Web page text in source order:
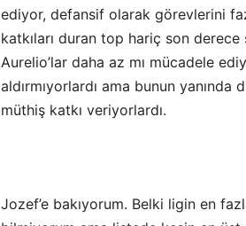
ediyor, defansif olarak görevlerini
katkıları duran top hariç son derece
Aurelio’lar daha az mı mücadele
aldırmıyorlardı ama bunun
müthiş katkı veriyorlardı.
Jozef’e bakıyorum. Belki ligin en